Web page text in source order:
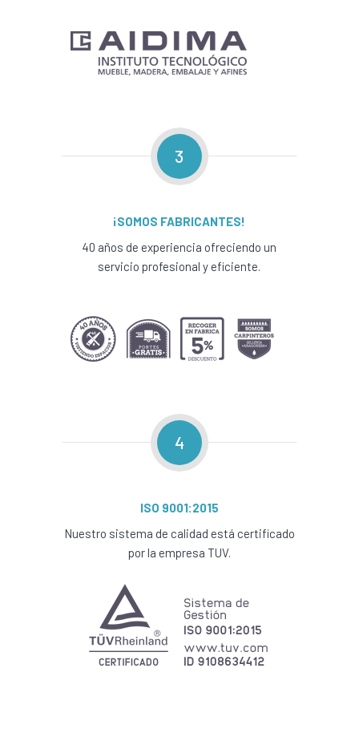
3
¡SOMOS FABRICANTES!
40 años de experiencia ofreciendo un
servicio profesional y eficiente.
4
ISO 9001:2015
Nuestro sistema de calidad está certificado
por la empresa TUV.